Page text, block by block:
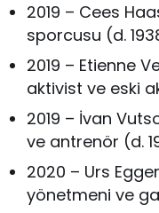
2019 – Cees
sporcusu (d.
2019 – Etienne
aktivist ve eski
2019 – İvan
ve antrenör (d.
2020 – Urs
yönetmeni ve